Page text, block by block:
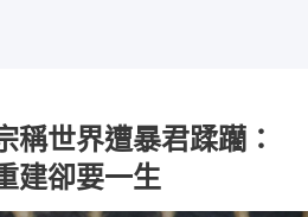
稱世界遭暴君蹂躪：
建卻要一生